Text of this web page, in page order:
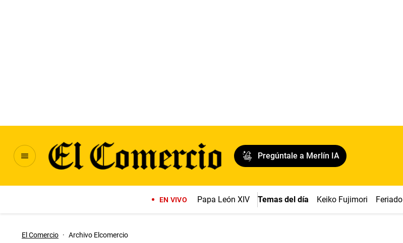
Pregúntale a Merlín IA
EN VIVO Papa León XIV Temas del día Keiko Fujimori Feriado
El Comercio · Archivo Elcomercio